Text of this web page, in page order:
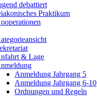
debattiert
Praktikum
& Lage
Anmeldung Jahrgang 5
Anmeldung Jahrgang 6-10
Ordnungen und Regeln